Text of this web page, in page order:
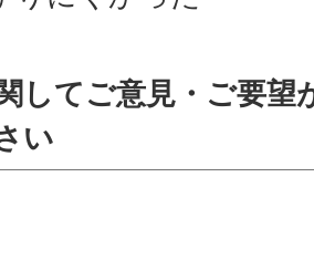
してご意見・ご要望
い